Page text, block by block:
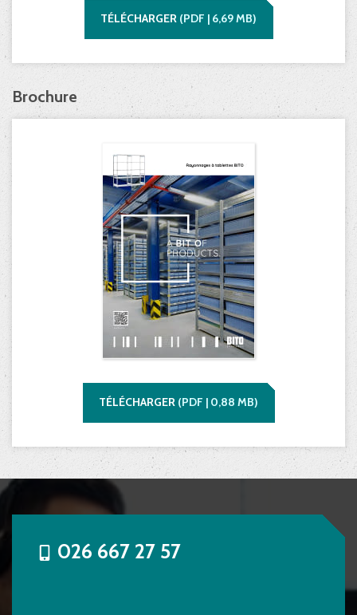
TÉLÉCHARGER (PDF | 6,69MB)
Brochure
TÉLÉCHARGER (PDF | 0,88 MB)
026 667 27 57